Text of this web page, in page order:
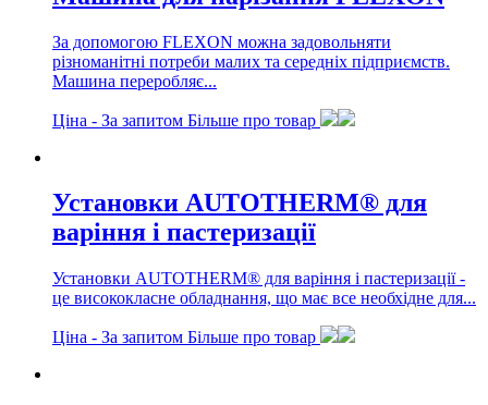
За допомогою FLEXON можна задовольняти
різноманітні потреби малих та середніх підприємств.
Машина переробляє...
Ціна - За запитом Більше про товар
Установки AUTOTHERM® для
варіння і пастеризації
Установки AUTOTHERM® для варіння і пастеризації -
це висококласне обладнання, що має все необхідне для...
Ціна - За запитом Більше про товар